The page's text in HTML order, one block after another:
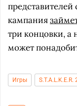
кампания
три концовки, а
может
Игры S.T.A.L.K.E.R.